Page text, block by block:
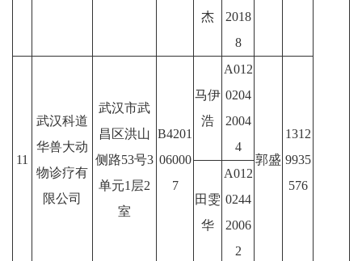
杰
2018
8
11
武汉科道
华兽大动
物诊疗有
限公司
武汉市武
昌区洪山
侧路53号3
单元1层2
室
B4201
06000
7
马伊
浩
A012
0204
2004
4
郭盛
1312
9935
576
田雯
华
A012
0244
2006
2